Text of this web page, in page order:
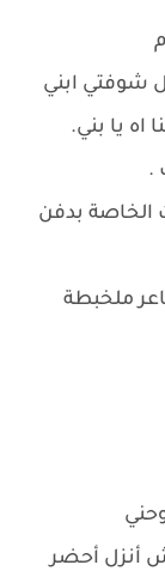
شوفتي ابني
اه يا بني.
.
الخاصة بدفن
ملخبطة
أنزل أحضر